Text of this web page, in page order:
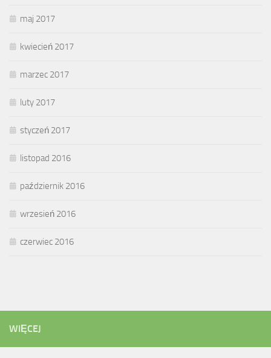
maj 2017
kwiecień 2017
marzec 2017
luty 2017
styczeń 2017
listopad 2016
październik 2016
wrzesień 2016
czerwiec 2016
WIĘCEJ